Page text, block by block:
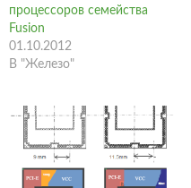
процессоров семейства
Fusion
01.10.2012
В "Железо"